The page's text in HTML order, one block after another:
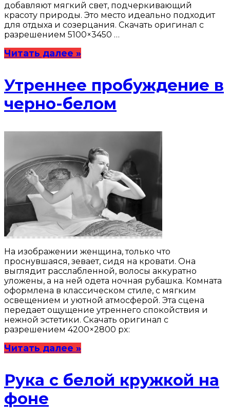
добавляют мягкий свет, подчеркивающий
красоту природы. Это место идеально подходит
для отдыха и созерцания. Скачать оригинал с
разрешением 5100×3450 …
Читать далее »
Утреннее пробуждение в
черно-белом
На изображении женщина, только что
проснувшаяся, зевает, сидя на кровати. Она
выглядит расслабленной, волосы аккуратно
уложены, а на ней одета ночная рубашка. Комната
оформлена в классическом стиле, с мягким
освещением и уютной атмосферой. Эта сцена
передает ощущение утреннего спокойствия и
нежной эстетики. Скачать оригинал с
разрешением 4200×2800 px:
Читать далее »
Рука с белой кружкой на
фоне